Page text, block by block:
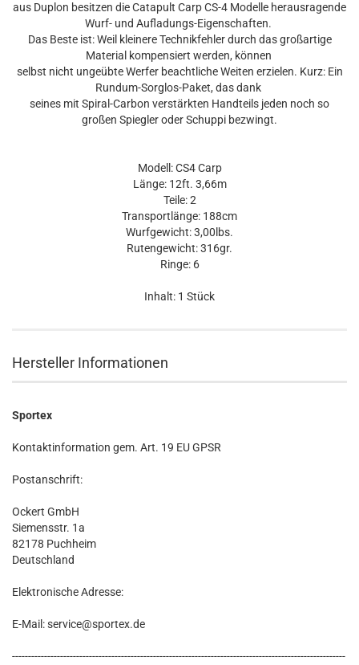
aus Duplon besitzen die Catapult Carp CS-4 Modelle herausragende
Wurf- und Aufladungs-Eigenschaften.
Das Beste ist: Weil kleinere Technikfehler durch das großartige
Material kompensiert werden, können
selbst nicht ungeübte Werfer beachtliche Weiten erzielen. Kurz: Ein
Rundum-Sorglos-Paket, das dank
seines mit Spiral-Carbon verstärkten Handteils jeden noch so
großen Spiegler oder Schuppi bezwingt.
Modell: CS4 Carp
Länge: 12ft. 3,66m
Teile: 2
Transportlänge: 188cm
Wurfgewicht: 3,00lbs.
Rutengewicht: 316gr.
Ringe: 6
Inhalt: 1 Stück
Hersteller Informationen
Sportex
Kontaktinformation gem. Art. 19 EU GPSR
Postanschrift:
Ockert GmbH
Siemensstr. 1a
82178 Puchheim
Deutschland
Elektronische Adresse:
E-Mail: service@sportex.de
--------------------------------------------------------------------------------------------------------